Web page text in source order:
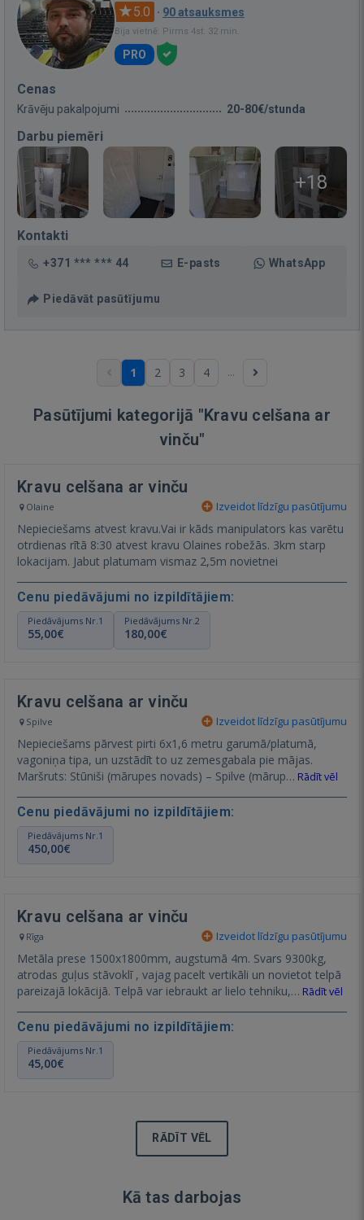
5.0 · 90 atsauksmes
Bija vietnē: Pirms 4st. 32 min.
PRO
Cenas
Krāvēju pakalpojumi 20-80€/stunda
Darbu piemēri
+18
Kontakti
+371 *** *** 44 E-pasts WhatsApp
Piedāvāt pasūtījumu
1 2 3 4 ...
Pasūtījumi kategorijā "Kravu celšana ar
vinču"
Kravu celšana ar vinču
Olaine Izveidot līdzīgu pasūtījumu
Nepieciešams atvest kravu.Vai ir kāds manipulators kas varētu
otrdienas rītā 8:30 atvest kravu Olaines robežās. 3km starp
lokacijam. Jabut platumam vismaz 2,5m novietnei
Cenu piedāvājumi no izpildītājiem:
Piedāvājums Nr.1
55,00€
Piedāvājums Nr.2
180,00€
Kravu celšana ar vinču
Spilve Izveidot līdzīgu pasūtījumu
Nepieciešams pārvest pirti 6x1,6 metru garumā/platumā,
vagoniņa tipa, un uzstādīt to uz zemesgabala pie mājas.
Maršruts: Stūniši (mārupes novads) – Spilve (mārup… Rādīt vēl
Cenu piedāvājumi no izpildītājiem:
Piedāvājums Nr.1
450,00€
Kravu celšana ar vinču
Rīga Izveidot līdzīgu pasūtījumu
Metāla prese 1500x1800mm, augstumā 4m. Svars 9300kg,
atrodas guļus stāvoklī , vajag pacelt vertikāli un novietot telpā
pareizajā lokācijā. Telpā var iebraukt ar lielo tehniku,… Rādīt vēl
Cenu piedāvājumi no izpildītājiem:
Piedāvājums Nr.1
45,00€
RĀDĪT VĒL
Kā tas darbojas